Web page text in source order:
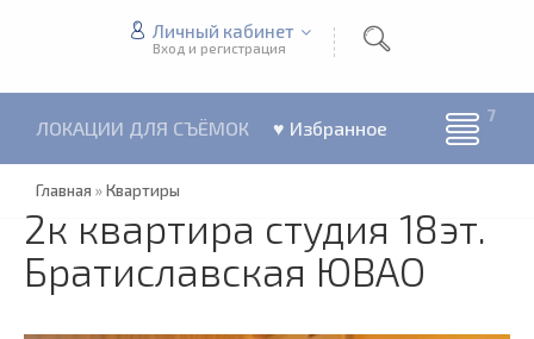
Личный кабинет
Вход и регистрация
ЛОКАЦИИ ДЛЯ СЪЁМОК ♥ Избранное
Главная »Квартиры
2к квартира студия 18эт.
Братиславская ЮВАО